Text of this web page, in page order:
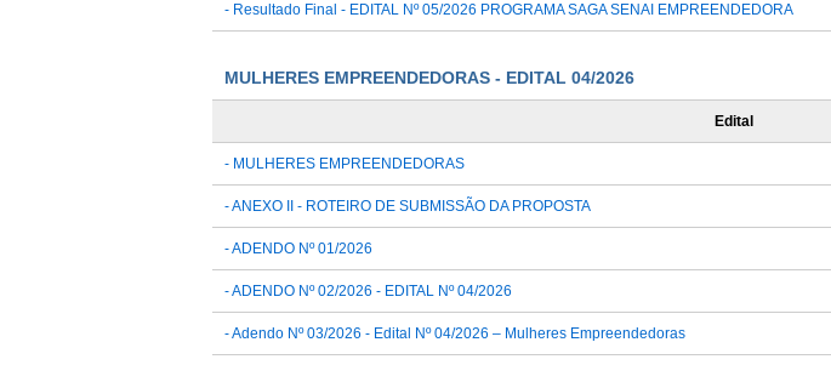
- Resultado Final - EDITAL Nº 05/2026 PROGRAMA SAGA SENAI EMPREENDEDORA
MULHERES EMPREENDEDORAS - EDITAL 04/2026
Edital
- MULHERES EMPREENDEDORAS
- ANEXO II - ROTEIRO DE SUBMISSÃO DA PROPOSTA
- ADENDO Nº 01/2026
- ADENDO Nº 02/2026 - EDITAL Nº 04/2026
- Adendo Nº 03/2026 - Edital Nº 04/2026 – Mulheres Empreendedoras